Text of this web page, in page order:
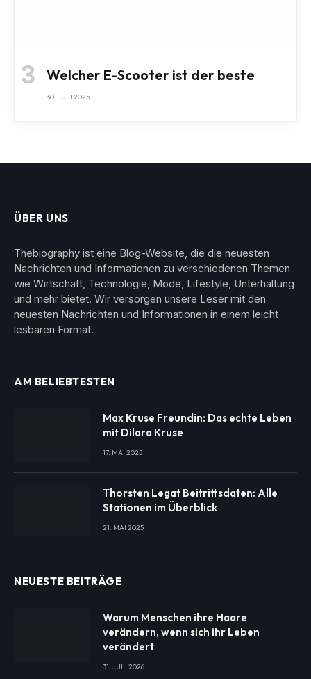
Welcher E-Scooter ist der beste
30. JULI 2025
ÜBER UNS
Thebiography ist eine Blog-Website, die die neuesten
Nachrichten und Informationen zu verschiedenen Themen
wie Wirtschaft, Technologie, Mode, Lifestyle, Unterhaltung
und mehr bietet. Wir versorgen unsere Leser mit den
neuesten Nachrichten und Informationen in einem leicht
lesbaren Format.
AM BELIEBTESTEN
Max Kruse Freundin: Das echte Leben
mit Dilara Kruse
17. MAI 2025
Thorsten Legat Beitrittsdaten: Alle
Stationen im Überblick
21. MAI 2025
NEUESTE BEITRÄGE
Warum Menschen ihre Haare
verändern, wenn sich ihr Leben
verändert
31. JULI 2026